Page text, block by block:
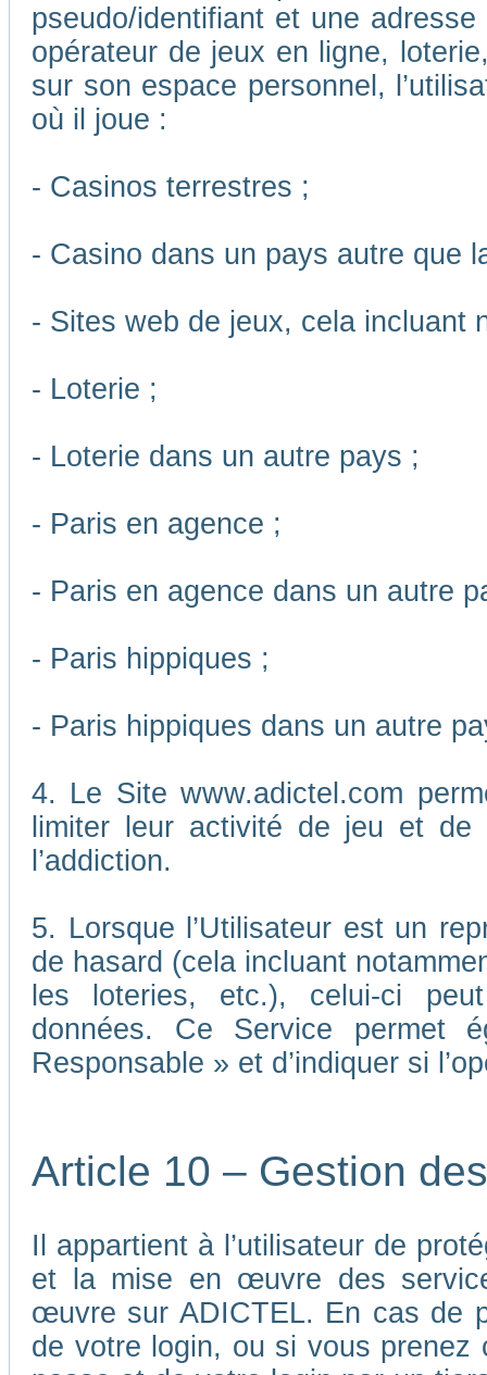
pseudo/identifiant et une
opérateur de jeux en ligne,
sur son espace personnel,
où il joue :
- Casinos terrestres ;
- Casino dans un pays autre que
- Sites web de jeux, cela incluant
- Loterie ;
- Loterie dans un autre pays ;
- Paris en agence ;
- Paris en agence dans un autre
- Paris hippiques ;
- Paris hippiques dans un autre
4. Le Site www.adictel.com
limiter leur activité de jeu et
l’addiction.
5. Lorsque l’Utilisateur est un
de hasard (cela incluant
les loteries, etc.), celui-ci
données. Ce Service permet
Responsable » et d’indiquer si
Article 10 – Gestion
Il appartient à l’utilisateur de
et la mise en œuvre des
œuvre sur ADICTEL. En cas de
de votre login, ou si vous prenez